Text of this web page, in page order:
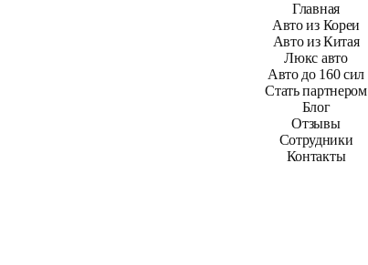
Главная
Авто из Кореи
Авто из Китая
Люкс авто
Авто до 160 сил
Стать партнером
Блог
Отзывы
Сотрудники
Контакты